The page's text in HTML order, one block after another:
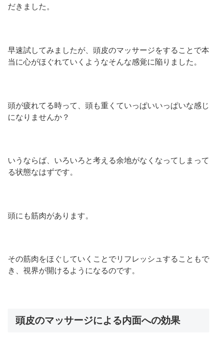
だきました。
早速試してみましたが、頭皮のマッサージをすることで本
当に心がほぐれていくようなそんな感覚に陥りました。
頭が疲れてる時って、頭も重くていっぱいいっぱいな感じ
になりませんか？
いうならば、いろいろと考える余地がなくなってしまって
る状態なはずです。
頭にも筋肉があります。
その筋肉をほぐしていくことでリフレッシュすることもで
き、視界が開けるようになるのです。
頭皮のマッサージによる内面への効果